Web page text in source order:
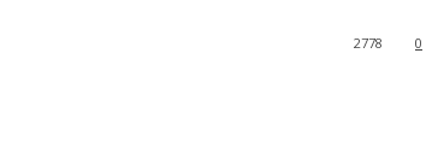
0
2778